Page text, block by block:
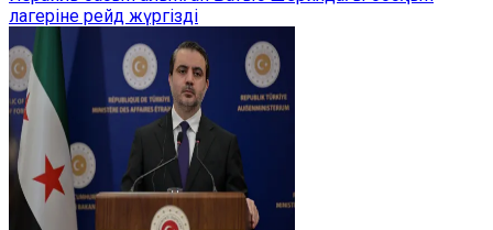
лагеріне рейд жүргізді